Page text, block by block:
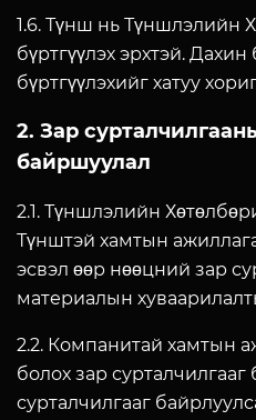
1.6. Түнш нь Түншлэлийн
бүртгүүлэх эрхтэй.
бүртгүүлэхийг хатуу
2. Зар
байршуулал
2.1. Түншлэлийн
Түнштэй хамтын
эсвэл өөр нөөцний зар
материалын
2.2. Компанитай хамтын
болох зар
сурталчилгааг